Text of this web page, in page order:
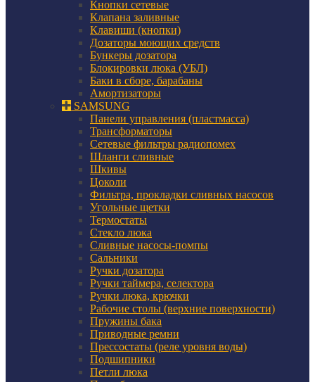
Кнопки сетевые
Клапана заливные
Клавиши (кнопки)
Дозаторы моющих средств
Бункеры дозатора
Блокировки люка (УБЛ)
Баки в сборе, барабаны
Амортизаторы
SAMSUNG
Панели управления (пластмасса)
Трансформаторы
Сетевые фильтры радиопомех
Шланги сливные
Шкивы
Цоколи
Фильтра, прокладки сливных насосов
Угольные щетки
Термостаты
Стекло люка
Сливные насосы-помпы
Сальники
Ручки дозатора
Ручки таймера, селектора
Ручки люка, крючки
Рабочие столы (верхние поверхности)
Пружины бака
Приводные ремни
Прессостаты (реле уровня воды)
Подшипники
Петли люка